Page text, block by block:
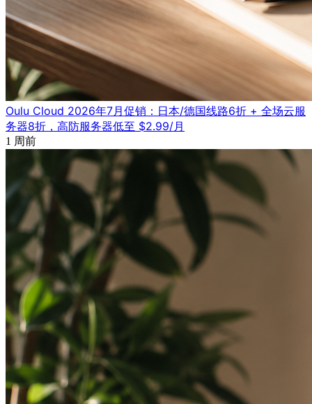
Oulu Cloud 2026年7月促销：日本/德国线路6折 + 全场云服
务器8折，高防服务器低至 $2.99/月
1 周前